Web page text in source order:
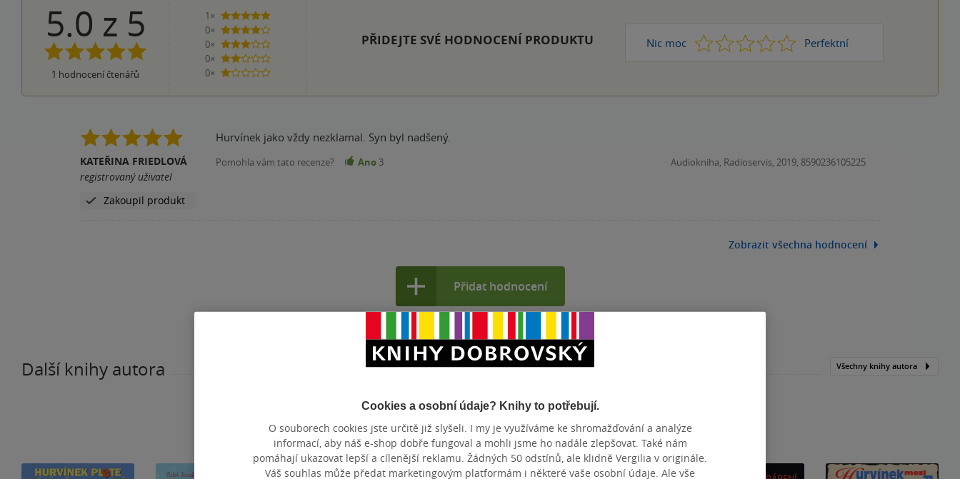
5.0 z 5
1 hodnocení čtenářů
1×
5 hvězdiček
0×
4 hvězdičky
0×
3 hvězdičky
0×
2 hvězdičky
0×
1 hvezdička
PŘIDEJTE SVÉ HODNOCENÍ PRODUKTU Nic moc 1 2 3 4 Perfektní
5
KATEŘINA FRIEDLOVÁ
registrovaný uživatel
Zakoupil produkt
Hurvínek jako vždy nezklamal. Syn byl nadšený.
Pomohla vám tato recenze? Ano 3 Audiokniha, Radioservis, 2019, 8590236105225
Zobrazit všechna hodnocení
Přidat hodnocení
Další knihy autora Všechny knihy autora
Cookies a osobní údaje? Knihy to potřebují.
O souborech cookies jste určitě již slyšeli. I my je využíváme ke shromažďování a analýze
informací, aby náš e-shop dobře fungoval a mohli jsme ho nadále zlepšovat. Také nám
pomáhají ukazovat lepší a cílenější reklamu. Žádných 50 odstínů, ale klidně Vergilia v originále.
Váš souhlas může předat marketingovým platformám i některé vaše osobní údaje. Ale vše